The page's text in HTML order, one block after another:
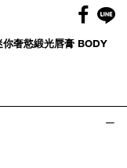
奢慾緞光唇膏 BODY